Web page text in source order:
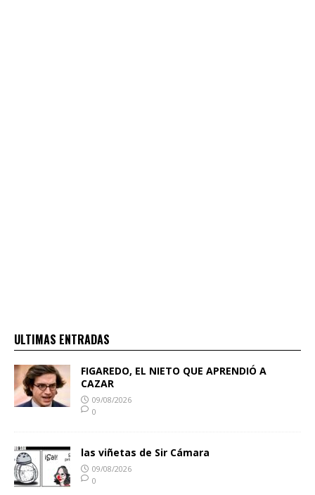
ULTIMAS ENTRADAS
FIGAREDO, EL NIETO QUE APRENDIÓ A
CAZAR
09/08/2026
0
las viñetas de Sir Cámara
09/08/2026
0